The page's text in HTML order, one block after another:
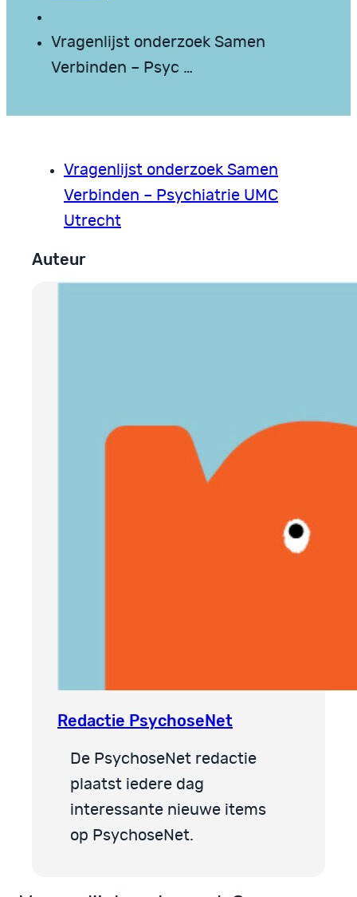
Vragenlijst onderzoek Samen
Verbinden – Psyc …
Vragenlijst onderzoek Samen
Verbinden – Psychiatrie UMC
Utrecht
Auteur
Redactie PsychoseNet
De PsychoseNet redactie
plaatst iedere dag
interessante nieuwe items
op PsychoseNet.